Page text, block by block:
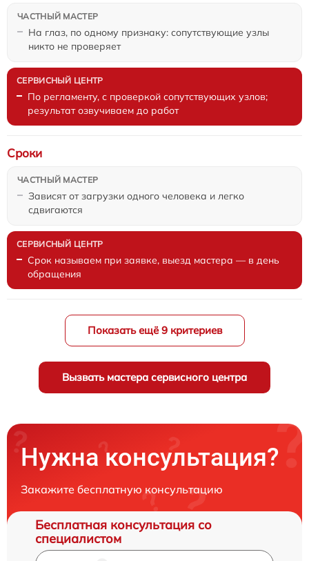
На глаз, по одному признаку: сопутствующие узлы
никто не проверяет
По регламенту, с проверкой сопутствующих узлов;
результат озвучиваем до работ
Зависят от загрузки одного человека и легко
сдвигаются
Сроки
Срок называем при заявке, выезд мастера — в день
обращения
Показать ещё 9 критериев
Вызвать мастера сервисного центра
Нужна консультация?
Закажите бесплатную консультацию
Бесплатная консультация со
специалистом